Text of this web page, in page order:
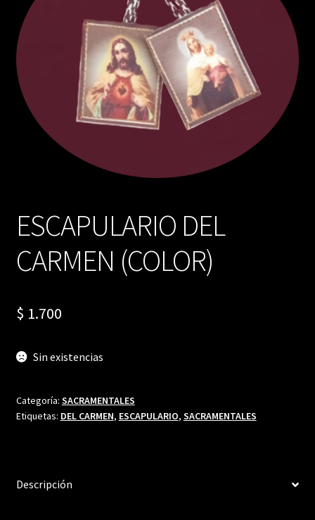
ESCAPULARIO DEL
CARMEN (COLOR)
$ 1.700
Sin existencias
Categoría: SACRAMENTALES
Etiquetas: DEL CARMEN, ESCAPULARIO, SACRAMENTALES
Descripción